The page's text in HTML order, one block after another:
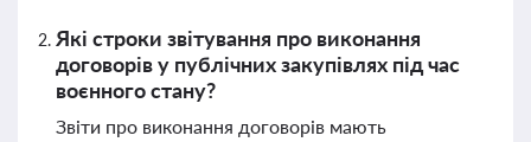
Які строки звітування про виконання
договорів у публічних закупівлях під час
воєнного стану?
Звіти про виконання договорів мають